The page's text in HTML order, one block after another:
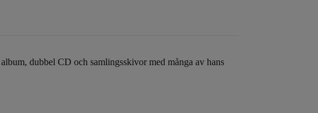
dubbel CD och samlingsskivor med många av hans